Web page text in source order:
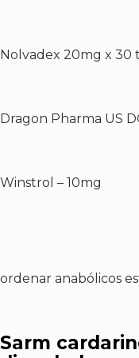
Nolvadex 20mg x 30
Dragon Pharma US
Winstrol – 10mg
ordenar anabólicos
Sarm